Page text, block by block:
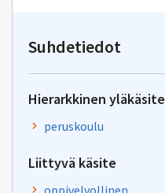
Suhdetiedot
Hierarkkinen yläkäsite
peruskoulu
Liittyvä käsite
oppivelvollinen